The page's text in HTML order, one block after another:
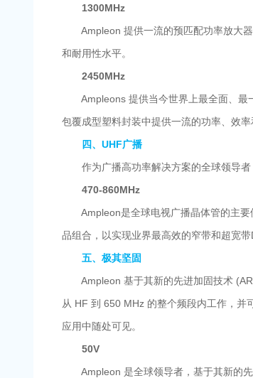
1300MHz
Ampleon 提供一流的预匹配功率放大器
和耐用性水平。
2450MHz
Ampleons 提供当今世界上最全面、最
包覆成型塑料封装中提供一流的功率、效率
四、UHF广播
作为广播高功率解决方案的全球领导者
470-860MHz
Ampleon是全球电视广播晶体管的主要
品组合，以实现业界最高效的窄带和超宽带
五、极其坚固
Ampleon 基于其新的先进加固技术
从 HF 到 650 MHz 的整个频段内工作，
应用中随处可见。
50V
Ampleon 是全球领导者，基于其新的先